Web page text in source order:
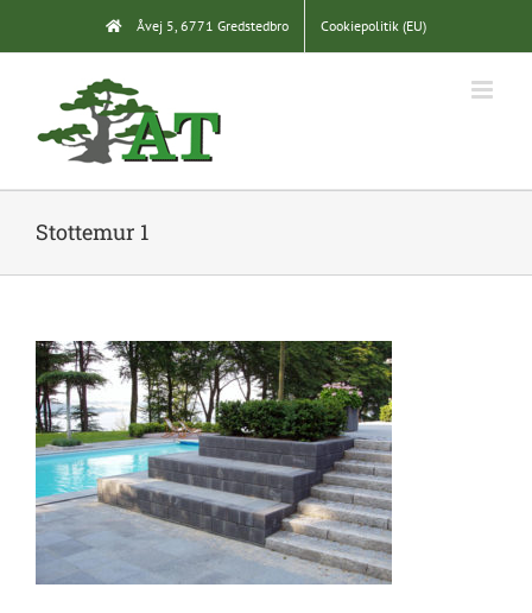
content
Åvej 5, 6771 Gredstedbro Cookiepolitik (EU)
Stottemur 1